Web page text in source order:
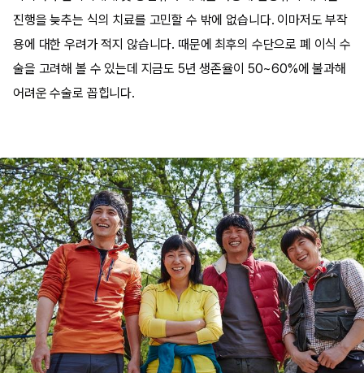
진행을 늦추는 식의 치료를 고민할 수 밖에 없습니다. 이마저도 부작
용에 대한 우려가 적지 않습니다. 때문에 최후의 수단으로 폐 이식 수
술을 고려해 볼 수 있는데 지금도 5년 생존율이 50~60%에 불과해
어려운 수술로 꼽힙니다.